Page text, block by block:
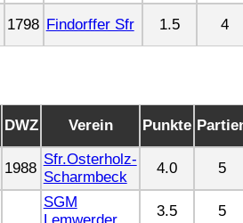
1798 Findorffer Sfr 1.5 4
DWZ Verein Punkte
1988
Sfr.Osterholz-
Scharmbeck
4.0 5
SGM
3.5 5